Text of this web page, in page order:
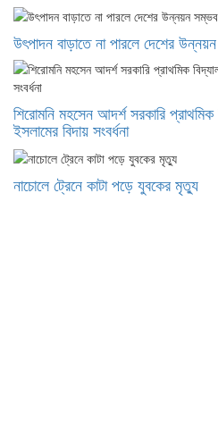
উৎপাদন বাড়াতে না পারলে দেশের
শিরোমনি মহসেন আদর্শ সরকারি
ইসলামের বিদায় সংবর্ধনা
নাচোলে ট্রেনে কাটা পড়ে যুবকের মৃত্যু